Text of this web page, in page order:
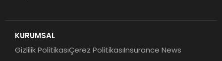
Koç Holding 2026 Yılının İlk
KURUMSAL
Gizlilik PolitikasıÇerez PolitikasıInsurance News